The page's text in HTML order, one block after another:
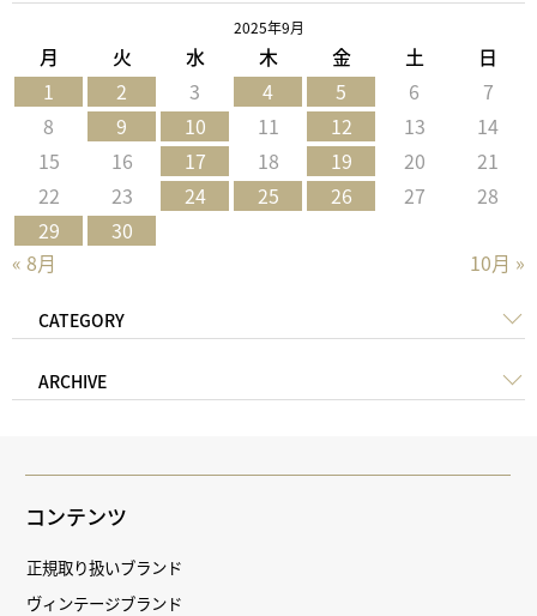
2025年9月
月 火 水 木 金 土 日
« 8月 10月 »
1 2 3 4 5 6
7
8
9 10 11 12 13
14
15
16 17 18 19 20
21
22
23 24 25 26 27
28
29
30
CATEGORY
ARCHIVE
コンテンツ
正規取り扱いブランド
ヴィンテージブランド